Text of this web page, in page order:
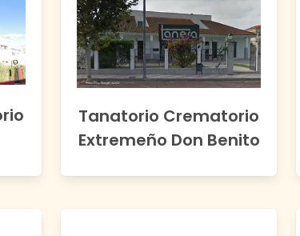
Tanatorio Crematorio
Extremeño Don Benito